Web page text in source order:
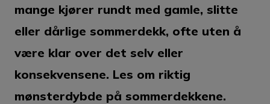
mange kjører rundt med gamle, slitte
eller dårlige sommerdekk, ofte uten å
være klar over det selv eller
konsekvensene. Les om riktig
mønsterdybde på sommerdekkene.